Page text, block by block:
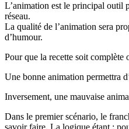
L’animation est le principal outil
réseau.
La qualité de l’animation sera
d’humour.
Pour que la recette soit complète
Une bonne animation permettra
Inversement, une mauvaise
Dans le premier scénario, le